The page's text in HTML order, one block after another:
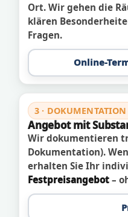
Ort. Wir gehen die
klären
Fragen.
Online-
3 ·
Angebot mit
Wir dokumentieren
Dokumentation).
erhalten Sie Ihr
Festpreisangebot –